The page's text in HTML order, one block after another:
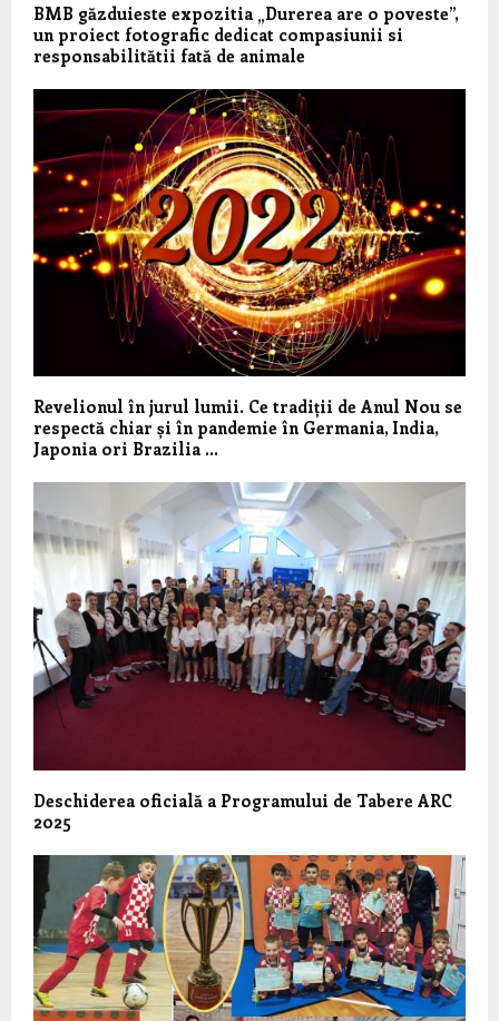
BMB găzduieste expozitia „Durerea are o poveste”,
un proiect fotografic dedicat compasiunii si
responsabilitătii fată de animale
Revelionul în jurul lumii. Ce tradiții de Anul Nou se
respectă chiar și în pandemie în Germania, India,
Japonia ori Brazilia …
Deschiderea oficială a Programului de Tabere ARC
2025